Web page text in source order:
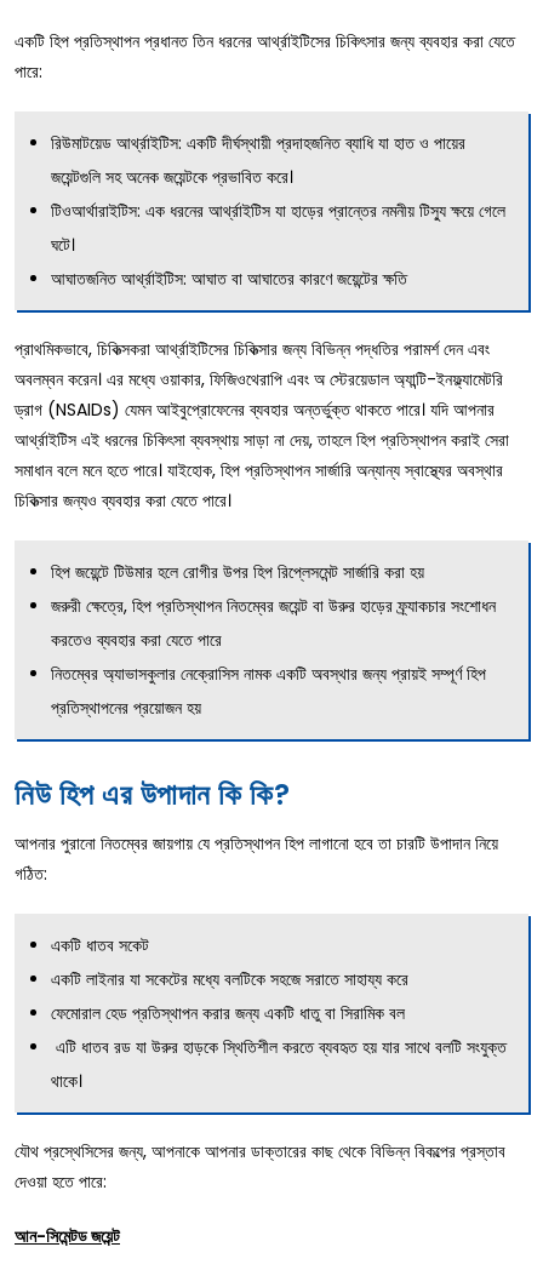
একটি হিপ প্রতিস্থাপন প্রধানত তিন ধরনের আর্থ্রাইটিসের চিকিৎসার জন্য ব্যবহার করা যেতে
পারে:
রিউমাটয়েড আর্থ্রাইটিস: একটি দীর্ঘস্থায়ী প্রদাহজনিত ব্যাধি যা হাত ও পায়ের
জয়েন্টগুলি সহ অনেক জয়েন্টকে প্রভাবিত করে।
টিওআর্থারাইটিস: এক ধরনের আর্থ্রাইটিস যা হাড়ের প্রান্তের নমনীয় টিস্যু ক্ষয়ে গেলে
ঘটে।
আঘাতজনিত আর্থ্রাইটিস: আঘাত বা আঘাতের কারণে জয়েন্টের ক্ষতি
প্রাথমিকভাবে, চিকিত্সকরা আর্থ্রাইটিসের চিকিত্সার জন্য বিভিন্ন পদ্ধতির পরামর্শ দেন এবং
অবলম্বন করেন। এর মধ্যে ওয়াকার, ফিজিওথেরাপি এবং অ স্টেরয়েডাল অ্যান্টি-ইনফ্ল্যামেটরি
ড্রাগ (NSAIDs) যেমন আইবুপ্রোফেনের ব্যবহার অন্তর্ভুক্ত থাকতে পারে। যদি আপনার
আর্থ্রাইটিস এই ধরনের চিকিৎসা ব্যবস্থায় সাড়া না দেয়, তাহলে হিপ প্রতিস্থাপন করাই সেরা
সমাধান বলে মনে হতে পারে। যাইহোক, হিপ প্রতিস্থাপন সার্জারি অন্যান্য স্বাস্থ্যের অবস্থার
চিকিত্সার জন্যও ব্যবহার করা যেতে পারে।
হিপ জয়েন্টে টিউমার হলে রোগীর উপর হিপ রিপ্লেসমেন্ট সার্জারি করা হয়
জরুরী ক্ষেত্রে, হিপ প্রতিস্থাপন নিতম্বের জয়েন্ট বা উরুর হাড়ের ফ্র্যাকচার সংশোধন
করতেও ব্যবহার করা যেতে পারে
নিতম্বের অ্যাভাসকুলার নেক্রোসিস নামক একটি অবস্থার জন্য প্রায়ই সম্পূর্ণ হিপ
প্রতিস্থাপনের প্রয়োজন হয়
নিউ হিপ এর উপাদান কি কি?
আপনার পুরানো নিতম্বের জায়গায় যে প্রতিস্থাপন হিপ লাগানো হবে তা চারটি উপাদান নিয়ে
গঠিত:
একটি ধাতব সকেট
একটি লাইনার যা সকেটের মধ্যে বলটিকে সহজে সরাতে সাহায্য করে
ফেমোরাল হেড প্রতিস্থাপন করার জন্য একটি ধাতু বা সিরামিক বল
এটি ধাতব রড যা উরুর হাড়কে স্থিতিশীল করতে ব্যবহৃত হয় যার সাথে বলটি সংযুক্ত
থাকে।
যৌথ প্রস্থেসিসের জন্য, আপনাকে আপনার ডাক্তারের কাছ থেকে বিভিন্ন বিকল্পের প্রস্তাব
দেওয়া হতে পারে:
আন-সিমেন্টড জয়েন্ট